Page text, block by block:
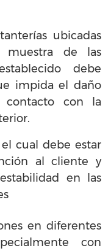
ubicadas
de las
debe
impida el daño
con la
cual debe estar
al cliente y
en las
en diferentes
con